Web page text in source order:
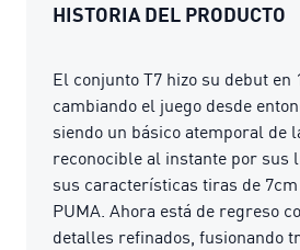
HISTORIA DEL PRODUCTO
El conjunto T7 hizo su debut en
cambiando el juego desde
siendo un básico atemporal de
reconocible al instante por sus
sus características tiras de
PUMA. Ahora está de regreso
detalles refinados, fusionando